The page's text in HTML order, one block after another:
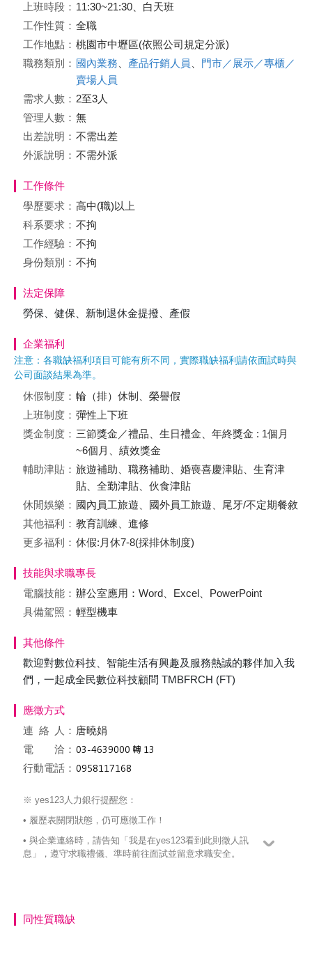
上班時段： 11:30~21:30、白天班
工作性質： 全職
工作地點： 桃園市中壢區(依照公司規定分派)
職務類別： 國內業務 產品行銷人員
門市／展示／專櫃／
賣場人員
需求人數： 2至3人
管理人數： 無
出差說明： 不需出差
外派說明： 不需外派
工作條件
學歷要求： 高中(職)以上
科系要求： 不拘
工作經驗： 不拘
身份類別： 不拘
法定保障
勞保、健保、新制退休金提撥、產假
企業福利
注意：各職缺福利項目可能有所不同，實際職缺福利請依面試時與
公司面談結果為準。
休假制度： 輪（排）休制、榮譽假
上班制度： 彈性上下班
獎金制度： 三節獎金／禮品、生日禮金、年終獎金 : 1個月
~6個月、績效獎金
輔助津貼： 旅遊補助、職務補助、婚喪喜慶津貼、生育津
貼、全勤津貼、伙食津貼
休閒娛樂： 國內員工旅遊、國外員工旅遊、尾牙/不定期餐敘
其他福利： 教育訓練、進修
更多福利： 休假:月休7-8(採排休制度)
技能與求職專長
電腦技能： 辦公室應用：Word、Excel、PowerPoint
具備駕照： 輕型機車
其他條件
歡迎對數位科技、智能生活有興趣及服務熱誠的夥伴加入我
們，一起成全民數位科技顧問 TMBFRCH (FT)
應徵方式
連絡
人： 唐曉娟
電 洽：
行動電話：
※ yes123人力銀行提醒您：
• 履歷表關閉狀態，仍可應徵工作！
• 與企業連絡時，請告知「我是在yes123看到此則徵人訊
息」，遵守求職禮儀、準時前往面試並留意求職安全。
同性質職缺